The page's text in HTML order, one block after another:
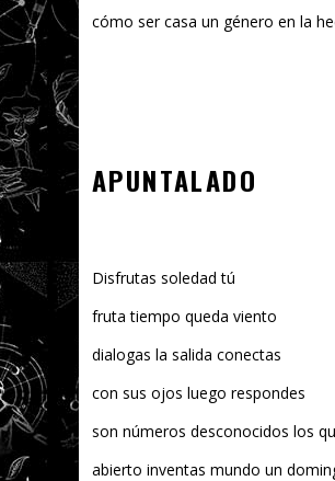
cómo ser casa un género en la
APUNTALADO
Disfrutas soledad tú
fruta tiempo queda viento
dialogas la salida conectas
con sus ojos luego respondes
son números desconocidos los
abierto inventas mundo un